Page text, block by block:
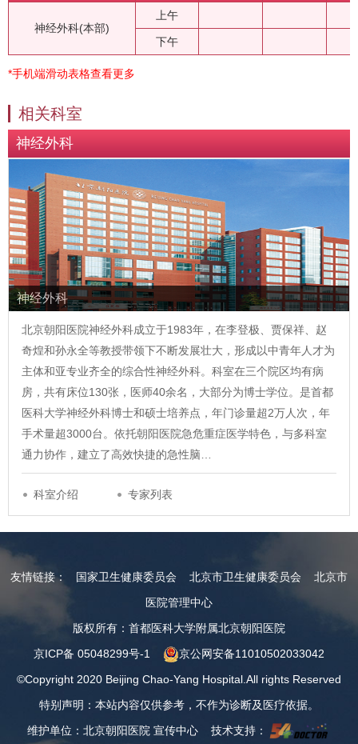
神经外科(本部)
上午
下午
*手机端滑动表格查看更多
相关科室
神经外科
神经外科
北京朝阳医院神经外科成立于1983年，在李登极、贾保祥、赵
奇煌和孙永全等教授带领下不断发展壮大，形成以中青年人才为
主体和亚专业齐全的综合性神经外科。科室在三个院区均有病
房，共有床位130张，医师40余名，大部分为博士学位。是首都
医科大学神经外科博士和硕士培养点，年门诊量超2万人次，年
手术量超3000台。依托朝阳医院急危重症医学特色，与多科室
通力协作，建立了高效快捷的急性脑…
科室介绍 专家列表
友情链接： 国家卫生健康委员会 北京市卫生健康委员会
北京市
医院管理中心
版权所有：首都医科大学附属北京朝阳医院
京ICP备 05048299号-1
京公网安备11010502033042
©Copyright 2020 Beijing Chao-Yang Hospital.All rights Reserved
特别声明：本站内容仅供参考，不作为诊断及医疗依据。
维护单位：北京朝阳医院 宣传中心 技术支持：